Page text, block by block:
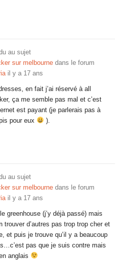
au sujet
sur melbourne dans le forum
il y a 17 ans
en fait j’ai réservé à all
ça me semble pas mal et c’est
est payant (je parlerais pas à
pour eux
).
au sujet
sur melbourne dans le forum
il y a 17 ans
greenhouse (j’y déjà passé) mais
trouver d’autres pas trop trop cher et
et puis je trouve qu’il y a beaucoup
pas que je suis contre mais
anglais